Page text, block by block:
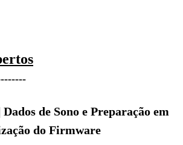
Dados de Sono e Preparação em
do Firmware